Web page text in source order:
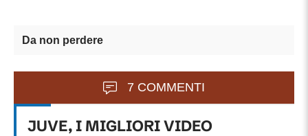
Da non perdere
7 COMMENTI
JUVE, I MIGLIORI VIDEO